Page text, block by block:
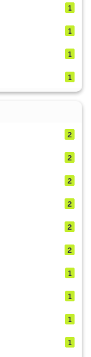
1
1
1
1
2
2
2
2
2
2
1
1
1
1